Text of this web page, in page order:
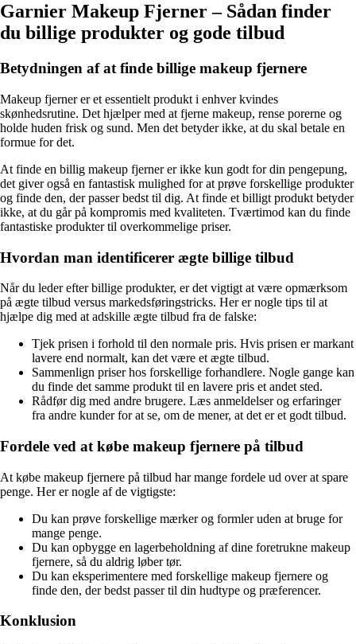
Garnier Makeup Fjerner – Sådan finder
du billige produkter og gode tilbud
Betydningen af at finde billige makeup fjernere
Makeup fjerner er et essentielt produkt i enhver kvindes
skønhedsrutine. Det hjælper med at fjerne makeup, rense porerne og
holde huden frisk og sund. Men det betyder ikke, at du skal betale en
formue for det.
At finde en billig makeup fjerner er ikke kun godt for din pengepung,
det giver også en fantastisk mulighed for at prøve forskellige produkter
og finde den, der passer bedst til dig. At finde et billigt produkt betyder
ikke, at du går på kompromis med kvaliteten. Tværtimod kan du finde
fantastiske produkter til overkommelige priser.
Hvordan man identificerer ægte billige tilbud
Når du leder efter billige produkter, er det vigtigt at være opmærksom
på ægte tilbud versus markedsføringstricks. Her er nogle tips til at
hjælpe dig med at adskille ægte tilbud fra de falske:
Tjek prisen i forhold til den normale pris. Hvis prisen er markant
lavere end normalt, kan det være et ægte tilbud.
Sammenlign priser hos forskellige forhandlere. Nogle gange kan
du finde det samme produkt til en lavere pris et andet sted.
Rådfør dig med andre brugere. Læs anmeldelser og erfaringer
fra andre kunder for at se, om de mener, at det er et godt tilbud.
Fordele ved at købe makeup fjernere på tilbud
At købe makeup fjernere på tilbud har mange fordele ud over at spare
penge. Her er nogle af de vigtigste:
Du kan prøve forskellige mærker og formler uden at bruge for
mange penge.
Du kan opbygge en lagerbeholdning af dine foretrukne makeup
fjernere, så du aldrig løber tør.
Du kan eksperimentere med forskellige makeup fjernere og
finde den, der bedst passer til din hudtype og præferencer.
Konklusion